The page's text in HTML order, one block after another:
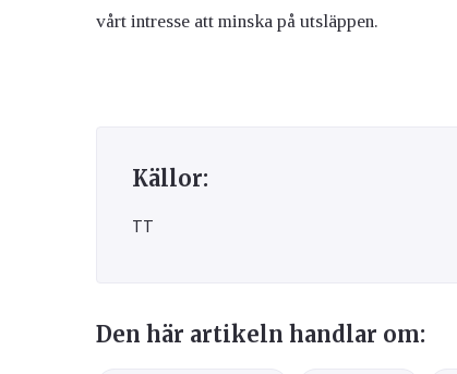
vårt intresse att minska på utsläppen.
Källor:
TT
Den här artikeln handlar om: